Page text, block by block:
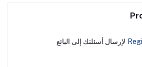
لإرسال أسئلتك إلى البائع